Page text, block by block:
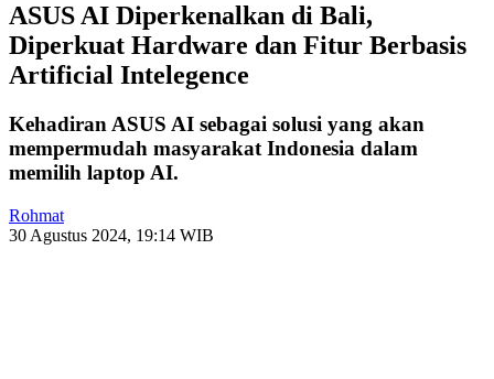
ASUS AI Diperkenalkan di Bali,
Diperkuat Hardware dan Fitur Berbasis
Artificial Intelegence
Kehadiran ASUS AI sebagai solusi yang akan
mempermudah masyarakat Indonesia dalam
memilih laptop AI.
Rohmat
30 Agustus 2024, 19:14 WIB